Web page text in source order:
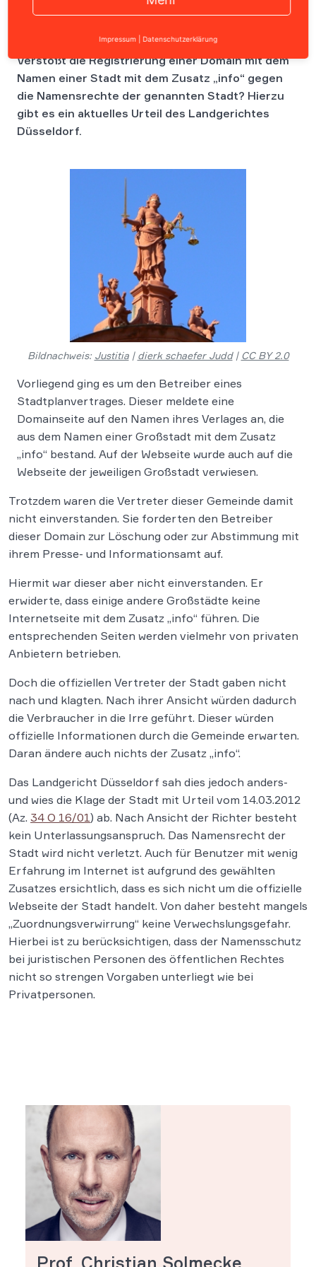
Verstößt die Registrierung einer Domain mit dem
Namen einer Stadt mit dem Zusatz „info“ gegen
die Namensrechte der genannten Stadt? Hierzu
gibt es ein aktuelles Urteil des Landgerichtes
Düsseldorf.
Bildnachweis: Justitia| dierk schaefer Judd| CC BY 2.0
Vorliegend ging es um den Betreiber eines
Stadtplanvertrages. Dieser meldete eine
Domainseite auf den Namen ihres Verlages an, die
aus dem Namen einer Großstadt mit dem Zusatz
„info“ bestand. Auf der Webseite wurde auch auf die
Webseite der jeweiligen Großstadt verwiesen.
Trotzdem waren die Vertreter dieser Gemeinde damit
nicht einverstanden. Sie forderten den Betreiber
dieser Domain zur Löschung oder zur Abstimmung mit
ihrem Presse- und Informationsamt auf.
Hiermit war dieser aber nicht einverstanden. Er
erwiderte, dass einige andere Großstädte keine
Internetseite mit dem Zusatz „info“ führen. Die
entsprechenden Seiten werden vielmehr von privaten
Anbietern betrieben.
Doch die offiziellen Vertreter der Stadt gaben nicht
nach und klagten. Nach ihrer Ansicht würden dadurch
die Verbraucher in die Irre geführt. Dieser würden
offizielle Informationen durch die Gemeinde erwarten.
Daran ändere auch nichts der Zusatz „info“.
Das Landgericht Düsseldorf sah dies jedoch anders-
und wies die Klage der Stadt mit Urteil vom 14.03.2012
(Az. 34 O 16/01) ab. Nach Ansicht der Richter besteht
kein Unterlassungsanspruch. Das Namensrecht der
Stadt wird nicht verletzt. Auch für Benutzer mit wenig
Erfahrung im Internet ist aufgrund des gewählten
Zusatzes ersichtlich, dass es sich nicht um die offizielle
Webseite der Stadt handelt. Von daher besteht mangels
„Zuordnungsverwirrung“ keine Verwechslungsgefahr.
Hierbei ist zu berücksichtigen, dass der Namensschutz
bei juristischen Personen des öffentlichen Rechtes
nicht so strengen Vorgaben unterliegt wie bei
Privatpersonen.
Prof. Christian Solmecke
Impressum Datenschutzerklärung